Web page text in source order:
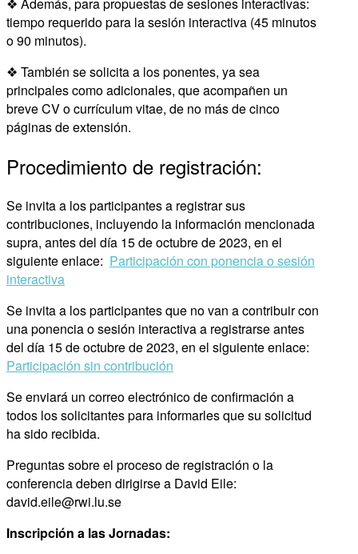
❖ Además, para propuestas de sesiones interactivas:
tiempo requerido para la sesión interactiva (45 minutos
o 90 minutos).
❖ También se solicita a los ponentes, ya sea
principales como adicionales, que acompañen un
breve CV o currículum vitae, de no más de cinco
páginas de extensión.
Procedimiento de registración:
Se invita a los participantes a registrar sus
contribuciones, incluyendo la información mencionada
supra, antes del día 15 de octubre de 2023, en el
siguiente enlace: Participación con ponencia o sesión
interactiva
Se invita a los participantes que no van a contribuir con
una ponencia o sesión interactiva a registrarse antes
del día 15 de octubre de 2023, en el siguiente enlace:
Participación sin contribución
Se enviará un correo electrónico de confirmación a
todos los solicitantes para informarles que su solicitud
ha sido recibida.
Preguntas sobre el proceso de registración o la
conferencia deben dirigirse a David Eile:
david.eile@rwi.lu.se
Inscripción a las Jornadas: